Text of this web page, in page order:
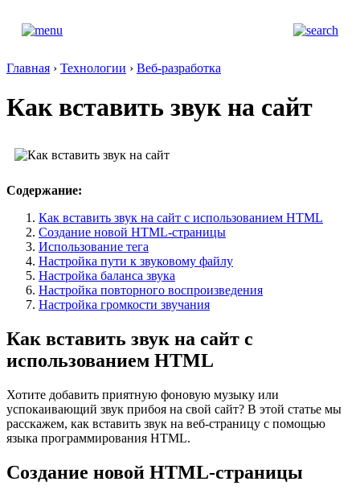
Главная › Технологии › Веб-разработка
Как вставить звук на сайт
Содержание:
Как вставить звук на сайт с использованием HTML
Создание новой HTML-страницы
Использование тега
Настройка пути к звуковому файлу
Настройка баланса звука
Настройка повторного воспроизведения
Настройка громкости звучания
Как вставить звук на сайт с
использованием HTML
Хотите добавить приятную фоновую музыку или
успокаивающий звук прибоя на свой сайт? В этой статье мы
расскажем, как вставить звук на веб-страницу с помощью
языка программирования HTML.
Создание новой HTML-страницы